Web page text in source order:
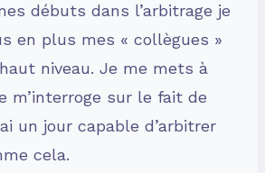
débuts dans l’arbitrage je
en plus mes « collègues »
niveau. Je me mets à
m’interroge sur le fait de
un jour capable d’arbitrer
cela.